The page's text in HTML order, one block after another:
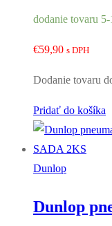
dodanie tovaru
€59,90 s DPH
Dodanie tovaru
Pridať do košíka
Dunlop
Dunlop